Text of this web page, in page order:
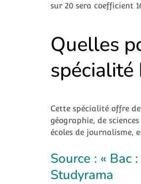
sur 20 sera coefficient
Quelles
spécialité
Cette spécialité offre
géographie, de
écoles de journalisme,
Source : « Bac
Studyrama